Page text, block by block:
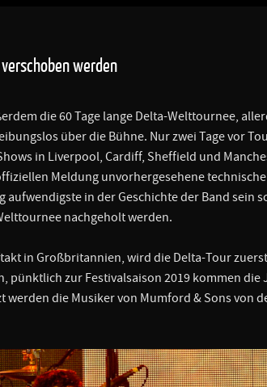
werden
die 60 Tage lange Delta-Welttournee,
über die Bühne. Nur zwei Tage vor
in Liverpool, Cardiff, Sheffield und
Meldung unvorhergesehene
aufwendigste in der Geschichte der Band sein
nachgeholt werden.
in Großbritannien, wird die Delta-Tour
pünktlich zur Festivalsaison 2019 kommen
werden die Musiker von Mumford & Sons von